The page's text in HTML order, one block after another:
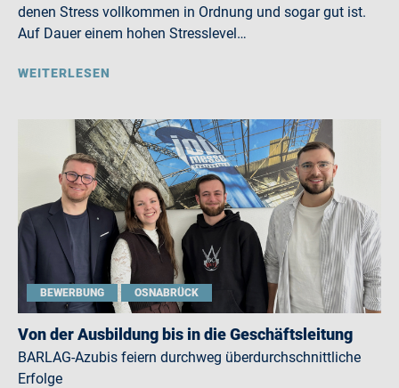
denen Stress vollkommen in Ordnung und sogar gut ist.
Auf Dauer einem hohen Stresslevel…
WEITERLESEN
BEWERBUNG OSNABRÜCK
Von der Ausbildung bis in die Geschäftsleitung
BARLAG-Azubis feiern durchweg überdurchschnittliche
Erfolge